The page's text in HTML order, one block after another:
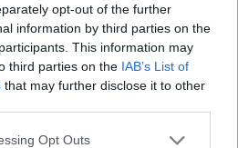
opt-out of the further
information by third parties on the
This information may
third parties on the IAB’s List of
that may further disclose it to other
app uses one or more Google
Opt Outs